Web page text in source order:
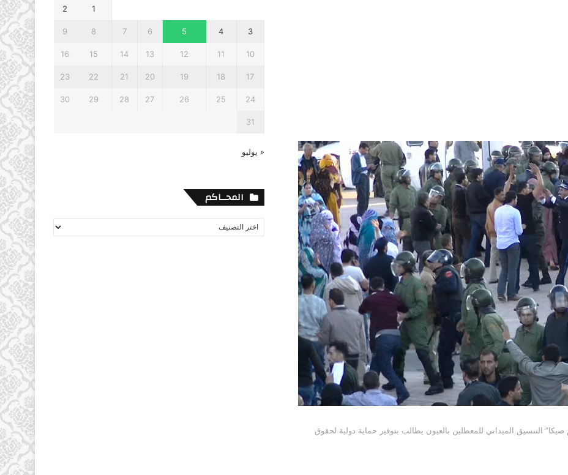
التنسيق الميداني للمعطلين بالعيون يطالب بتوفير حماية دولية لحقوق
1
2
3
4
5
6
7
8
9
10
11
12
13
14
15
16
17
18
19
20
21
22
23
24
25
26
27
28
29
30
31
« يوليو
المحــاكم
المحــاكم